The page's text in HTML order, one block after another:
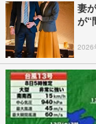
妻
が“
2026